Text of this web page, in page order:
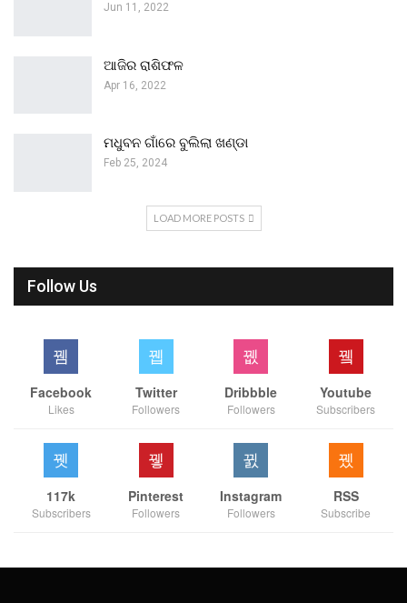
Jun 11, 2022
ଆଜିର ରାଶିଫଳ
Apr 16, 2022
ମଧୁବନ ଗାଁରେ ବୁଲିଲା ଖଣ୍ଡା
Feb 25, 2024
LOAD MORE POSTS
Follow Us
Facebook
Likes
Twitter
Followers
Dribbble
Followers
Youtube
Subscribers
117k
Subscribers
Pinterest
Followers
Instagram
Followers
RSS
Subscribe